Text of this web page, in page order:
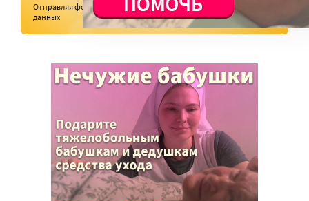
Отправляя форму, я даю согласиена обработку персональных
данных